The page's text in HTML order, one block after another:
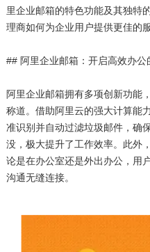
里企业邮箱的特色功能及其独特
理商如何为企业用户提供更佳的服
## 阿里企业邮箱：开启高效办公
阿里企业邮箱拥有多项创新功能
称道。借助阿里云的强大计算能
准识别并自动过滤垃圾邮件，确
没，极大提升了工作效率。此外
论是在办公室还是外出办公，用
沟通无缝连接。